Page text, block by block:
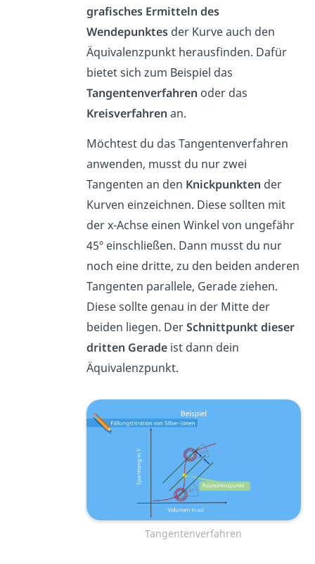
grafisches Ermitteln des
Wendepunktesder Kurve auch den
Äquivalenzpunkt herausfinden. Dafür
bietet sich zum Beispiel das
Tangentenverfahren oder das
Kreisverfahren an.
Möchtest du das Tangentenverfahren
anwenden, musst du nur zwei
Tangenten an den Knickpunkten der
Kurven einzeichnen. Diese sollten mit
der x-Achse einen Winkel von ungefähr
45º einschließen. Dann musst du nur
noch eine dritte, zu den beiden anderen
Tangenten parallele, Gerade ziehen.
Diese sollte genau in der Mitte der
beiden liegen. DerSchnittpunkt dieser
dritten Geradeist dann dein
Äquivalenzpunkt.
Tangentenverfahren